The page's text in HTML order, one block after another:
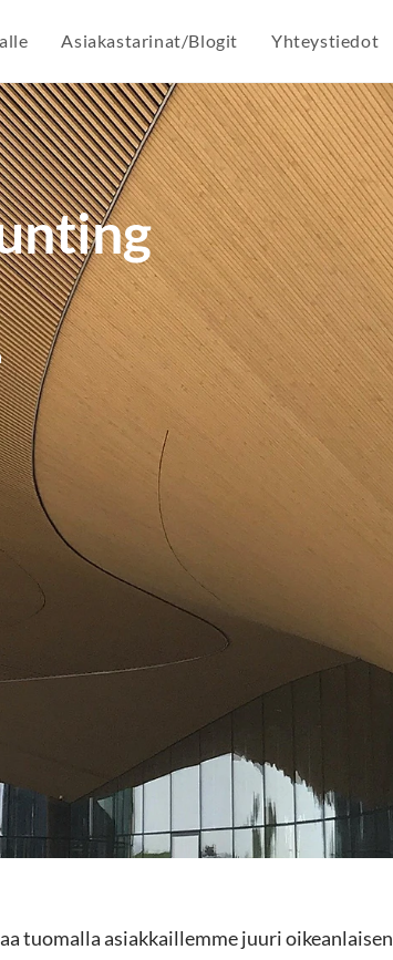
Asiakastarinat/Blogit Yhteystiedot
tuomalla asiakkaillemme juuri oikeanlaisen